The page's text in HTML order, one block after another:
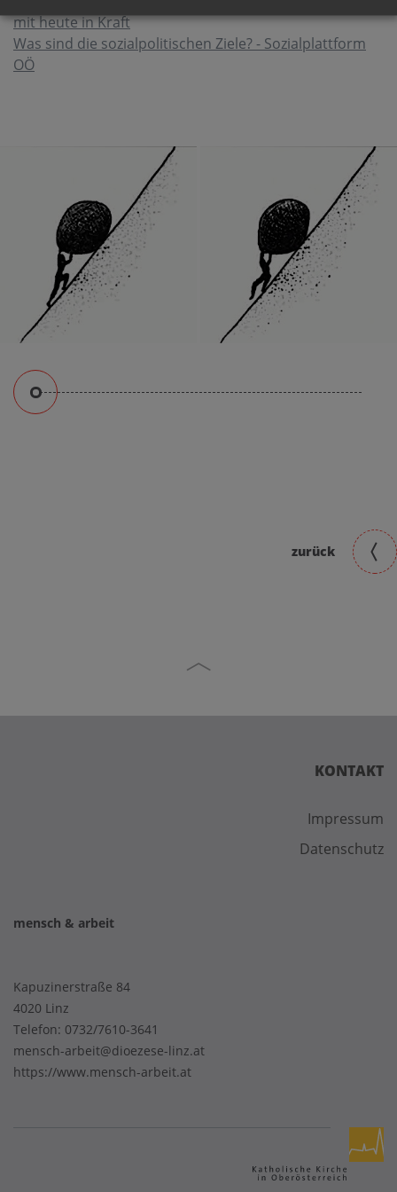
mit heute in Kraft
Was sind die sozialpolitischen Ziele? - Sozialplattform
OÖ
zurück
KONTAKT
Impressum
Datenschutz
mensch & arbeit
Kapuzinerstraße 84
4020 Linz
Telefon: 0732/7610-3641
mensch-arbeit@dioezese-linz.at
https://www.mensch-arbeit.at